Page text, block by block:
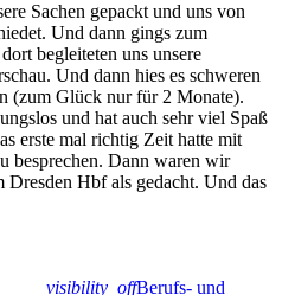
Sachen gepackt und uns von
Und dann gings zum
begleiteten uns unsere
Und dann hies es schweren
(zum Glück nur für 2 Monate).
und hat auch sehr viel Spaß
erste mal richtig Zeit hatte mit
besprechen. Dann waren wir
Dresden Hbf als gedacht. Und das
visibility_offBerufs- und